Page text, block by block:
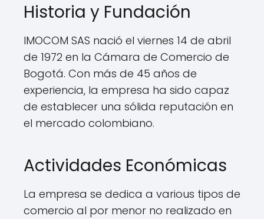
Historia y Fundación
IMOCOM SAS nació el viernes 14 de abril
de 1972 en la Cámara de Comercio de
Bogotá. Con más de 45 años de
experiencia, la empresa ha sido capaz
de establecer una sólida reputación en
el mercado colombiano.
Actividades Económicas
La empresa se dedica a various tipos de
comercio al por menor no realizado en